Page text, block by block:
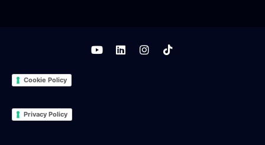
Privacy Policy
Cookie Policy